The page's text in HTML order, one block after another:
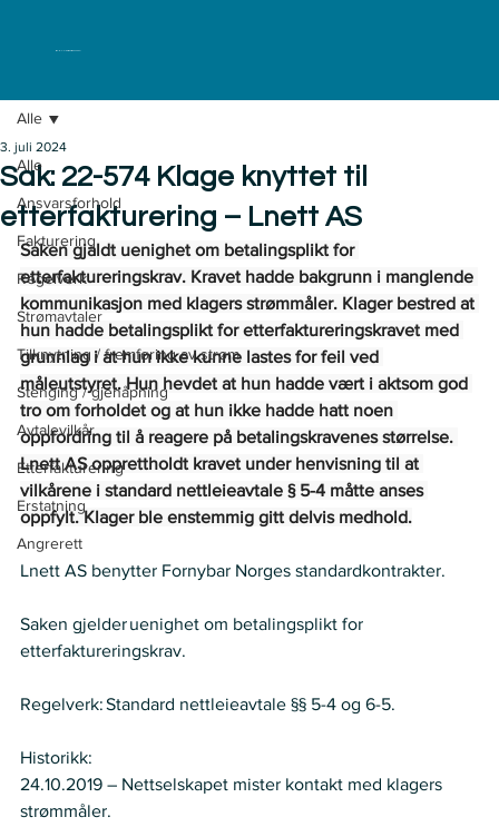
ELKLAGENEMNDA
Alle
Ansvarsforhold
Fakturering
Regelverk
Strømavtaler
Tilknytning / fremføring av strøm
Stenging / gjenåpning
Avtalevilkår
Etterfakturering
Erstatning
Angrerett
Alle
Sak: 22-574 Klage knyttet til
etterfakturering – Lnett AS
3. juli 2024
Saken gjaldt uenighet om betalingsplikt for
etterfaktureringskrav. Kravet hadde bakgrunn i manglende
kommunikasjon med klagers strømmåler. Klager bestred at
hun hadde betalingsplikt for etterfaktureringskravet med
grunnlag i at hun ikke kunne lastes for feil ved
måleutstyret. Hun hevdet at hun hadde vært i aktsom god
tro om forholdet og at hun ikke hadde hatt noen
oppfordring til å reagere på betalingskravenes størrelse.
Lnett AS opprettholdt kravet under henvisning til at
vilkårene i standard nettleieavtale § 5-4 måtte anses
oppfylt. Klager ble enstemmig gitt delvis medhold.
Lnett AS benytter Fornybar Norges standardkontrakter.
Saken gjelder uenighet om betalingsplikt for
etterfaktureringskrav.
Regelverk: Standard nettleieavtale §§ 5-4 og 6-5.
Historikk:
24.10.2019 – Nettselskapet mister kontakt med klagers
strømmåler.